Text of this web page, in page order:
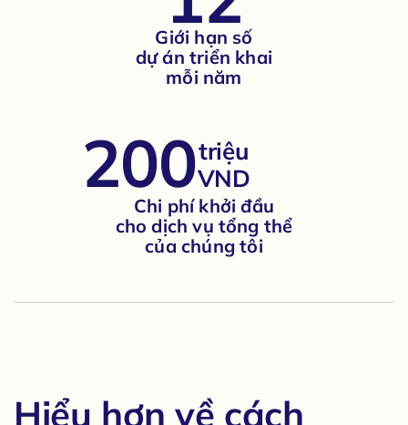
Giới hạn số
dự án triển khai
mỗi năm
200triệu
VND
Chi phí khởi đầu
cho dịch vụ tổng thể
của chúng tôi
Hiểu hơn về cách